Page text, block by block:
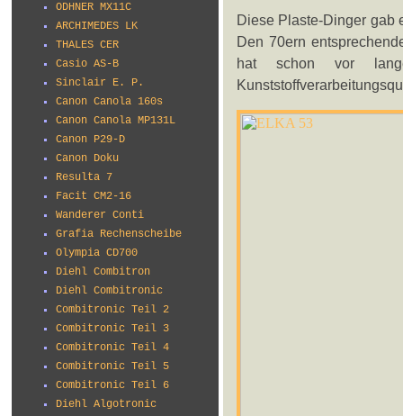
ODHNER MX11C
ARCHIMEDES LK
THALES CER
Casio AS-B
Sinclair E. P.
Canon Canola 160s
Canon Canola MP131L
Canon P29-D
Canon Doku
Resulta 7
Facit CM2-16
Wanderer Conti
Grafia Rechenscheibe
Olympia CD700
Diehl Combitron
Diehl Combitronic
Combitronic Teil 2
Combitronic Teil 3
Combitronic Teil 4
Combitronic Teil 5
Combitronic Teil 6
Diehl Algotronic
Diese Plaste-Dinger gab
Den 70ern
hat schon vor